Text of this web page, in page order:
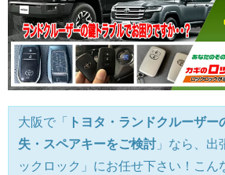
大阪で「
トヨタ・ランドクルーザ
失・スペアキーをご検討 」なら、出
ックロック」にお任せ下さい！こん